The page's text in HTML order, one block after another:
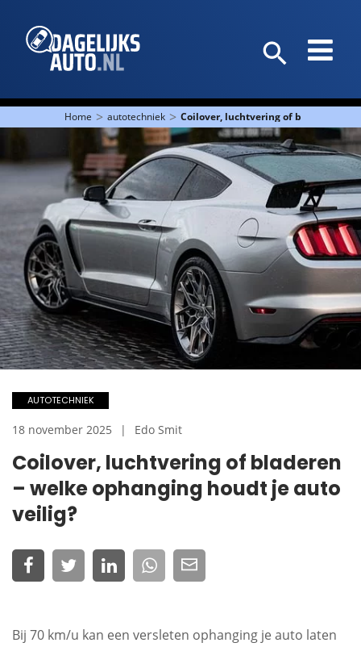
Home > autotechniek > Coilover, luchtvering of bladeren –
Coilover, luchtvering of bladeren
– welke ophanging houdt je auto
veilig?
AUTOTECHNIEK
18 november 2025 Edo Smit
Bij 70 km/u kan een versleten ophanging je auto laten